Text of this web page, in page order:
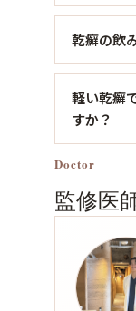
乾癬の飲
軽い乾癬
すか？
Doctor
監修医